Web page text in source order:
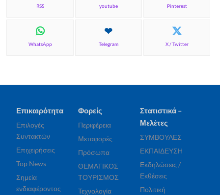
RSS youtube Pinterest
WhatsApp Telegram X / Twitter
Επικαιρότητα
Επιλογές
Συντακτών
Επιχειρήσεις
Top News
Σημεία
ενδιαφέροντος
Φορείς
Περιφέρεια
Μεταφορές
Πρόσωπα
ΘΕΜΑΤΙΚΟΣ
ΤΟΥΡΙΣΜΟΣ
Τεχνολογία
Στατιστικά –
Μελέτες
ΣΥΜΒΟΥΛΕΣ
ΕΚΠΑΙΔΕΥΣΗ
Εκδηλώσεις /
Εκθέσεις
Πολιτική